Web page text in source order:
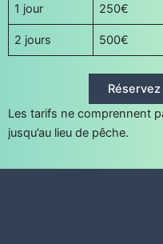
1 jour 250€
2 jours 500€
Les tarifs ne comprennent
jusqu’au lieu de pêche.